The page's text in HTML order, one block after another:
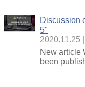
Discussion
5"
2020.11.25
New article
been